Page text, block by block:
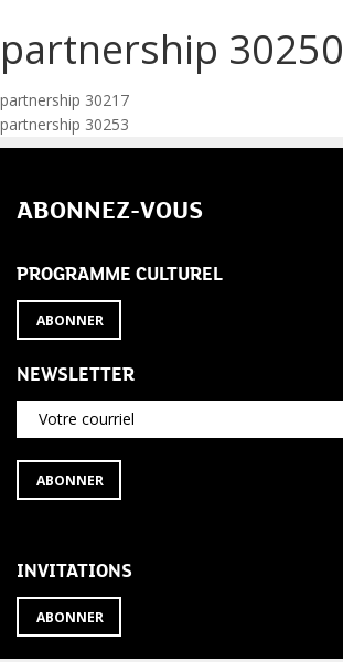
partnership 30250
Navigation
de
l’article
partnership 30217
partnership 30253
ABONNEZ-VOUS
PROGRAMME CULTUREL
ABONNER
NEWSLETTER
Votre courriel
S'ABONNER
À
ABONNER
INVITATIONS
ABONNER